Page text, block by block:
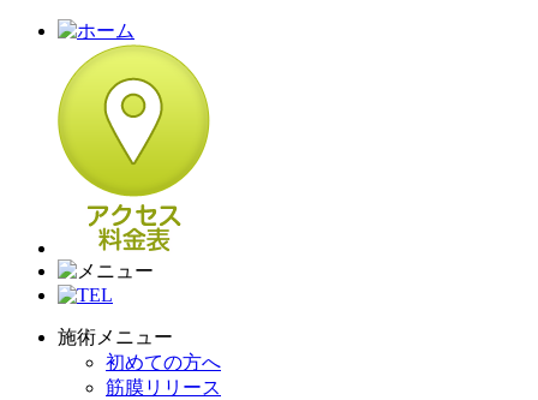
施術メニュー
初めての方へ
筋膜リリース